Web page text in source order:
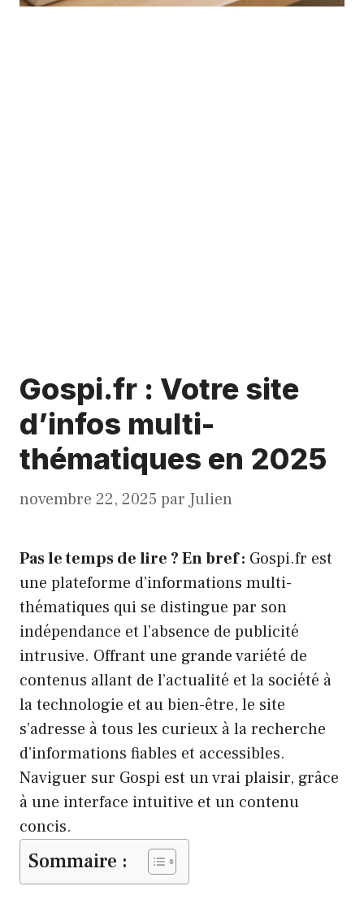
Gospi.fr : Votre site
d’infos multi-
thématiques en 2025
novembre 22, 2025 par Julien
Pas le temps de lire ? En bref : Gospi.fr est
une plateforme d’informations multi-
thématiques qui se distingue par son
indépendance et l’absence de publicité
intrusive. Offrant une grande variété de
contenus allant de l’actualité et la société à
la technologie et au bien-être, le site
s’adresse à tous les curieux à la recherche
d’informations fiables et accessibles.
Naviguer sur Gospi est un vrai plaisir, grâce
à une interface intuitive et un contenu
concis.
Sommaire :